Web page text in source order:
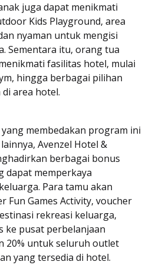
juga dapat menikmati
Kids Playground, area
nyaman untuk mengisi
Sementara itu, orang tua
fasilitas hotel, mulai
hingga berbagai pilihan
area hotel.
membedakan program ini
Avenzel Hotel &
berbagai bonus
dapat memperkaya
Para tamu akan
Fun Games Activity, voucher
rekreasi keluarga,
ke pusat perbelanjaan
20% untuk seluruh outlet
yang tersedia di hotel.